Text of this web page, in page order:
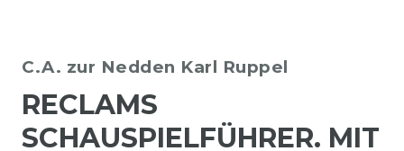
C.A. zur Nedden Karl Ruppel
RECLAMS
SCHAUSPIELFÜHRER. MIT